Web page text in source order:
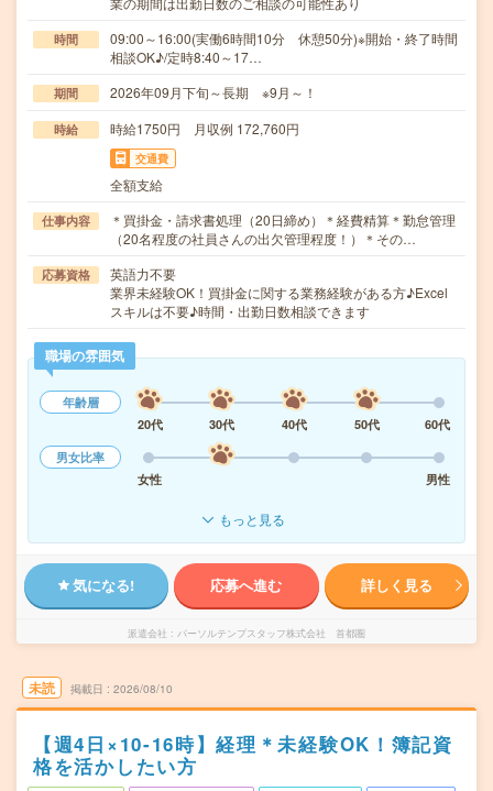
時間
09:00～16:00(実働6時間10分 休憩50分)※開始・終了時間
相談OK♪/定時8:40～17…
期間 2026年09月下旬～長期 ※9月～！
時給 時給1750円 月収例 172,760円
交通費
全額支給
仕事内容
＊買掛金・請求書処理（20日締め）＊経費精算＊勤怠管理
（20名程度の社員さんの出欠管理程度！）＊その…
応募資格
英語力不要
業界未経験OK！買掛金に関する業務経験がある方♪Excel
スキルは不要♪時間・出勤日数相談できます
職場の雰囲気
年齢層
20代
30代 40代 50代
60代
男女比率
女性
男性
もっと見る
気になる! 応募へ進む 詳しく見る
派遣会社 パーソルテンプスタッフ株式会社 首都圏
未読 掲載日 2026/08/10
【週4日×10-16時】経理＊未経験OK！簿記資
格を活かしたい方